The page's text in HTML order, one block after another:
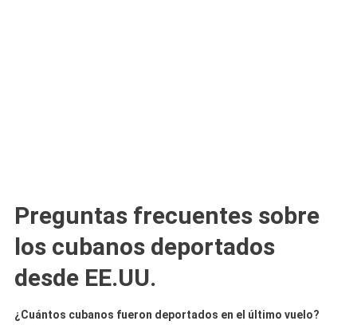
Preguntas frecuentes sobre
los cubanos deportados
desde EE.UU.
¿Cuántos cubanos fueron deportados en el último vuelo?